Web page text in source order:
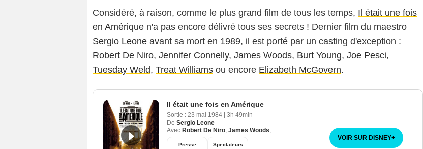
Considéré, à raison, comme le plus grand film de tous les temps, Il était une fois
en Amérique n'a pas encore délivré tous ses secrets ! Dernier film du maestro
Sergio Leone avant sa mort en 1989, il est porté par un casting d'exception :
Robert De Niro, Jennifer Connelly, James Woods, Burt Young, Joe Pesci,
Tuesday Weld, Treat Williams ou encore Elizabeth McGovern.
Il était une fois en Amérique
Sortie : 23 mai 1984
3h 49min
De Sergio Leone
Avec Robert De Niro, James Woods, Elizabeth McGovern
Presse Spectateurs
VOIR SUR DISNEY+